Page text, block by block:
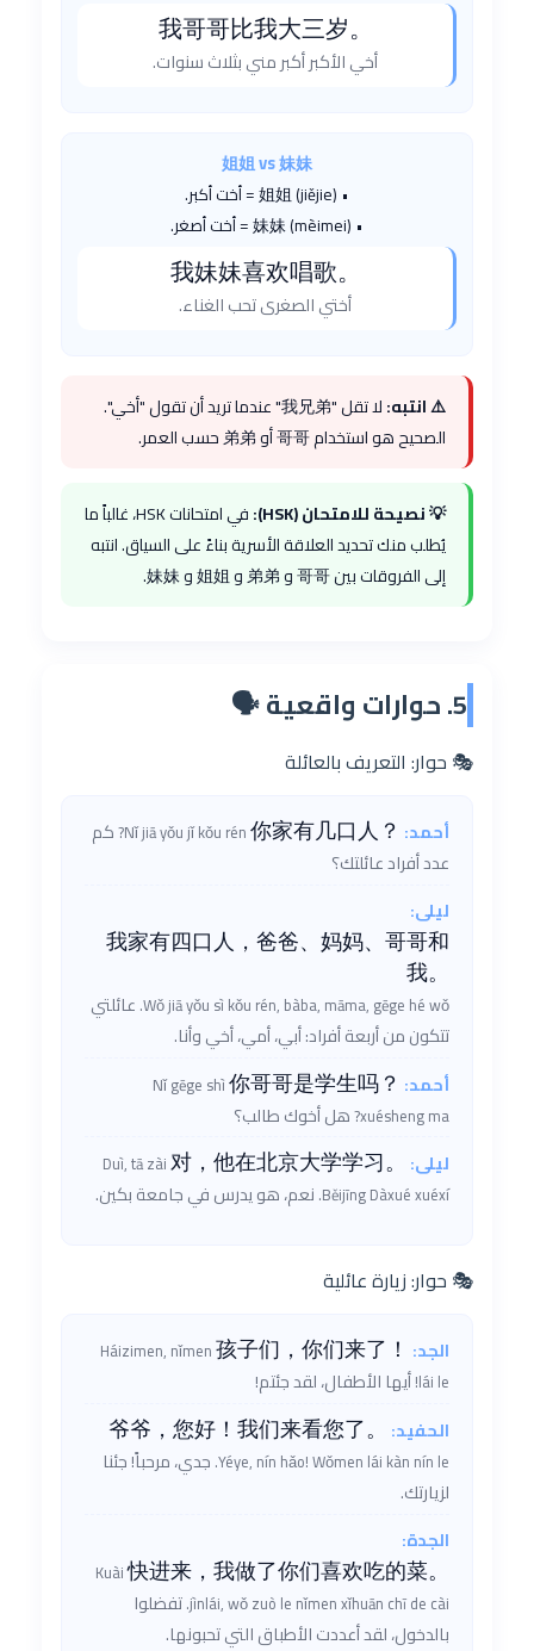
我哥哥比我大三岁。
أخي الأكبر أكبر مني بثلاث سنوات.
姐姐 vs 妹妹
• 姐姐 (jiějie) = أخت أكبر.
• 妹妹 (mèimei) = أخت أصغر.
我妹妹喜欢唱歌。
أختي الصغرى تحب الغناء.
⚠️ انتبه:
لا تقل "我兄弟" عندما تريد أن تقول "أخي".
الصحيح هو استخدام 哥哥 أو 弟弟 حسب العمر.
💡 نصيحة للامتحان (HSK):
في امتحانات HSK، غالباً ما
يُطلب منك تحديد العلاقة الأسرية بناءً على السياق. انتبه
إلى الفروقات بين 哥哥 و 弟弟 و 姐姐 و 妹妹.
5. حوارات واقعية 🗣️
🎭 حوار: التعريف بالعائلة
أحمد: 你家有几口人？
Nǐ jiā yǒu jǐ kǒu rén? كم
عدد أفراد عائلتك؟
ليلى:
我家有四口人，爸爸、妈妈、哥哥和
我。
Wǒ jiā yǒu sì kǒu rén, bàba, māma, gēge hé wǒ. عائلتي
تتكون من أربعة أفراد: أبي، أمي، أخي وأنا.
أحمد: 你哥哥是学生吗？
Nǐ gēge shì
xuésheng ma? هل أخوك طالب؟
ليلى: 对，他在北京大学学习。
Duì, tā zài
Běijīng Dàxué xuéxí. نعم، هو يدرس في جامعة بكين.
🎭 حوار: زيارة عائلية
الجد: 孩子们，你们来了！
Háizimen, nǐmen
lái le! أيها الأطفال، لقد جئتم!
الحفيد: 爷爷，您好！我们来看您了。
Yéye, nín hǎo! Wǒmen lái kàn nín le. جدي، مرحباً! جئنا
لزيارتك.
الجدة:
快进来，我做了你们喜欢吃的菜。
Kuài
jìnlái, wǒ zuò le nǐmen xǐhuān chī de cài. تفضلوا
بالدخول، لقد أعددت الأطباق التي تحبونها.